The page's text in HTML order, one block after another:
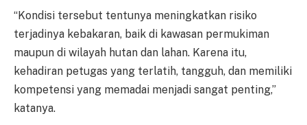
“Kondisi tersebut tentunya meningkatkan risiko
terjadinya kebakaran, baik di kawasan permukiman
maupun di wilayah hutan dan lahan. Karena itu,
kehadiran petugas yang terlatih, tangguh, dan memiliki
kompetensi yang memadai menjadi sangat penting,”
katanya.